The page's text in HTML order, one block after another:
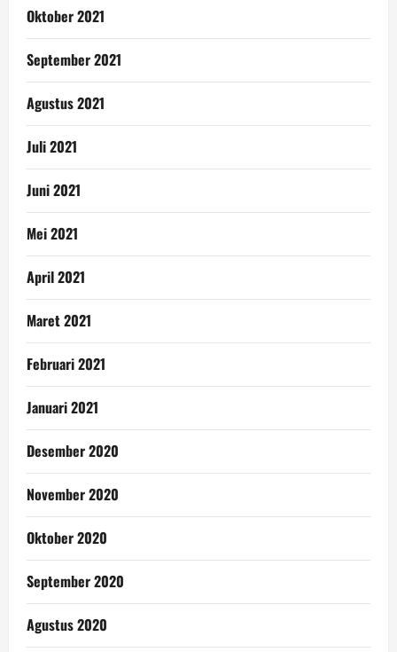
Oktober 2021
September 2021
Agustus 2021
Juli 2021
Juni 2021
Mei 2021
April 2021
Maret 2021
Februari 2021
Januari 2021
Desember 2020
November 2020
Oktober 2020
September 2020
Agustus 2020